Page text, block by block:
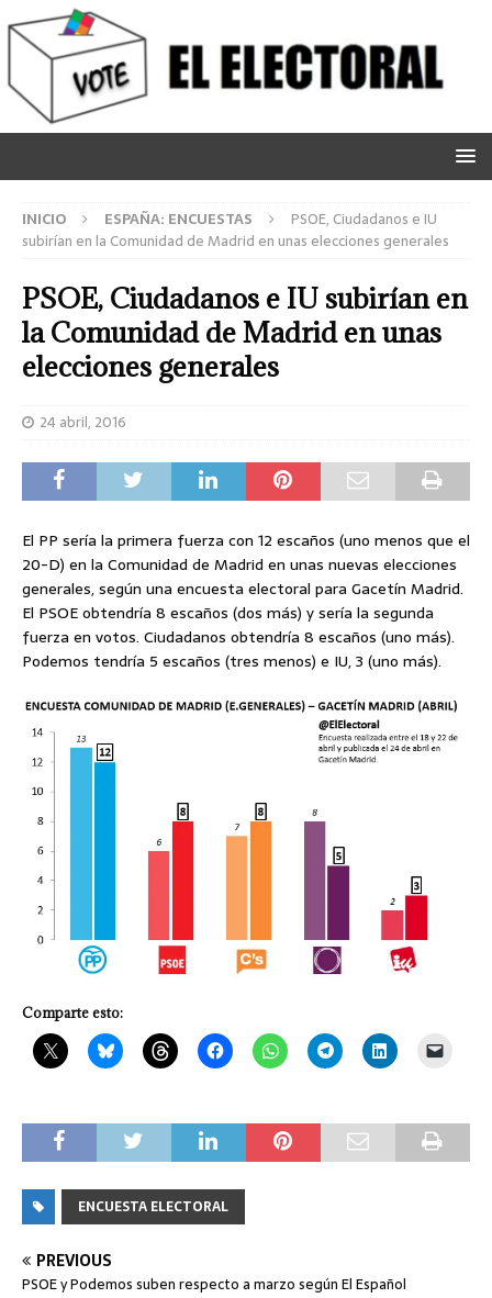
INICIO ESPAÑA: ENCUESTAS
PSOE, Ciudadanos e IU
subirían en la Comunidad de Madrid en unas elecciones generales
PSOE, Ciudadanos e IU subirían en
la Comunidad de Madrid en unas
elecciones generales
24 abril, 2016
El PP sería la primera fuerza con 12 escaños (uno menos que el
20-D) en la Comunidad de Madrid en unas nuevas elecciones
generales, según una encuesta electoral para Gacetín Madrid.
El PSOE obtendría 8 escaños (dos más) y sería la segunda
fuerza en votos. Ciudadanos obtendría 8 escaños (uno más).
Podemos tendría 5 escaños (tres menos) e IU, 3 (uno más).
Comparte esto:
ENCUESTA ELECTORAL
PREVIOUS
PSOE y Podemos suben respecto a marzo según El Español